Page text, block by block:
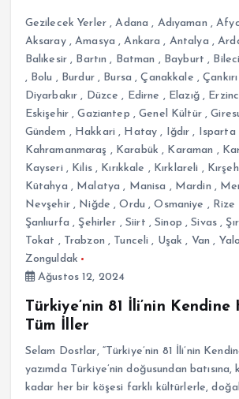
Gezilecek Yerler,Adana , Adıyaman ,
Aksaray,Amasya ,Ankara , Antalya ,
Balıkesir, Bartın , Batman , Bayburt ,
, Bolu , Burdur, Bursa ,Çanakkale ,Çankırı
Diyarbakır , Düzce , Edirne , Elazığ,
Eskişehir,Gaziantep ,Genel Kültür,
Gündem , Hakkari , Hatay , Iğdır , Isparta
Kahramanmaraş , Karabük , Karaman ,
Kayseri , Kilis, Kırıkkale , Kırklareli ,
Kütahya , Malatya , Manisa , Mardin ,
Nevşehir, Niğde ,Ordu ,Osmaniye , Rize
Şanlıurfa , Şehirler , Siirt ,Sinop ,Sivas ,
Tokat , Trabzon , Tunceli , Uşak , Van ,
Zonguldak
Ağustos 12, 2024
Türkiye’nin 81 İli’nin
Tüm İller
Selam Dostlar, “Türkiye’nin 81 İli’nin
yazımda Türkiye’nin doğusundan
kadar her bir köşesi farklı kültürlerle,